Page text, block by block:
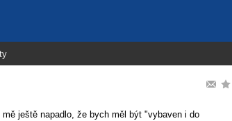
mě ještě napadlo, že bych měl být "vybaven i do